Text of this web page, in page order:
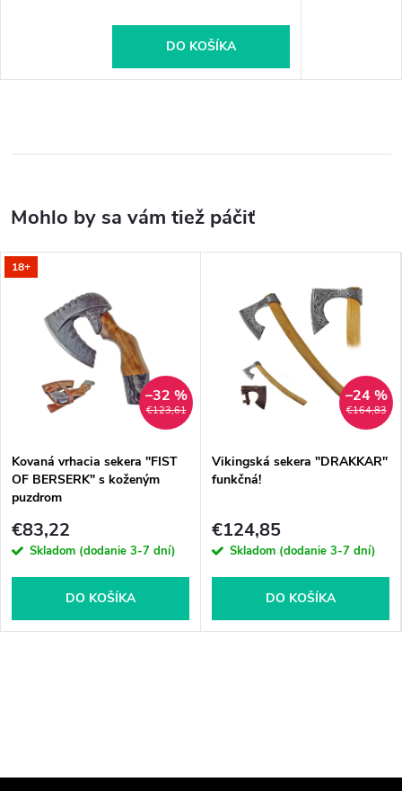
DO KOŠÍKA
18+
€123,61
–32 %
Kovaná vrhacia sekera "FIST
OF BERSERK" s koženým
puzdrom
€83,22
Skladom (dodanie 3-7 dní)
DO KOŠÍKA
€164,83
–24 %
Vikingská sekera "DRAKKAR"
funkčná!
€124,85
Skladom (dodanie 3-7 dní)
DO KOŠÍKA